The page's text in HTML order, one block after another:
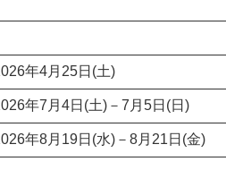
年4月25日(土)
年7月4日(土)－7月5日(日)
年8月19日(水)－8月21日(金)